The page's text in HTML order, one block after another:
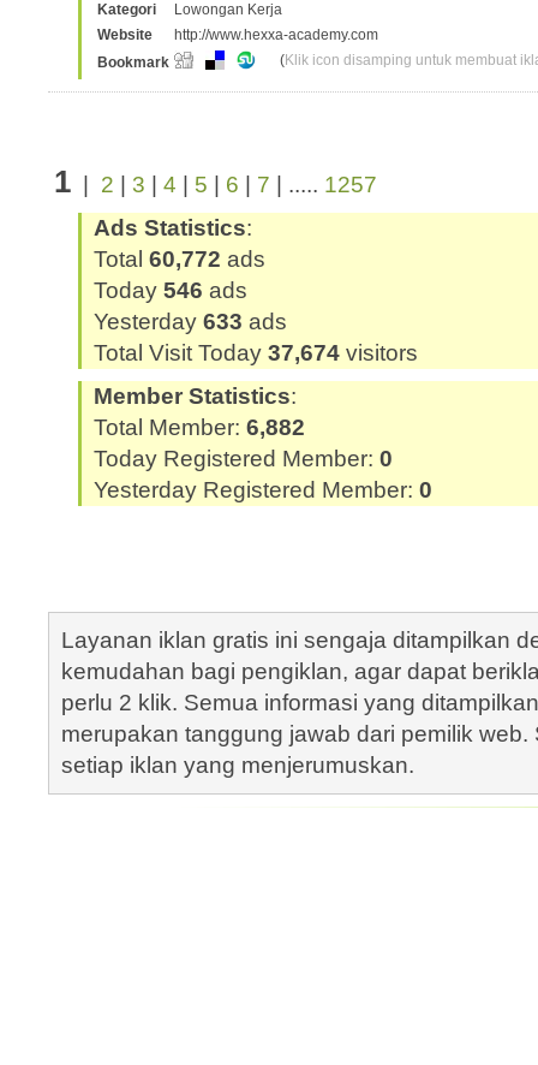
Kategori
Lowongan Kerja
Website
http://www.hexxa-academy.com
Bookmark
(Klik icon disamping untuk membuat
1 2 3 4 5 6 7 | ..... 1257
Ads Statistics:
Total 60,772 ads
Today 546 ads
Yesterday 633 ads
Total Visit Today 37,674 visitors
Member Statistics:
Total Member: 6,882
Today Registered Member: 0
Yesterday Registered Member: 0
Layanan iklan gratis ini sengaja ditampilkan
kemudahan bagi pengiklan, agar dapat
perlu 2 klik. Semua informasi yang
merupakan tanggung jawab dari pemilik
setiap iklan yang menjerumuskan.